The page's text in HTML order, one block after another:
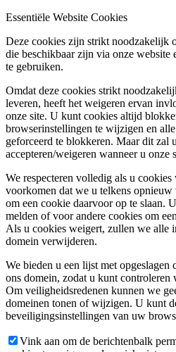
Essentiële Website Cookies
Deze cookies zijn strikt noodzakelijk
die beschikbaar zijn via onze website
te gebruiken.
Omdat deze cookies strikt
leveren, heeft het weigeren ervan
onze site. U kunt cookies altijd
browserinstellingen te wijzigen en
geforceerd te blokkeren. Maar dit zal
accepteren/weigeren wanneer u onze
We respecteren volledig als u
voorkomen dat we u telkens opnieuw
om een cookie daarvoor op te slaan.
melden of voor andere cookies om
Als u cookies weigert, zullen we alle
domein verwijderen.
We bieden u een lijst met
ons domein, zodat u kunt controleren
Om veiligheidsredenen kunnen we
domeinen tonen of wijzigen. U kunt
beveiligingsinstellingen van uw
Vink aan om de berichtenbalk